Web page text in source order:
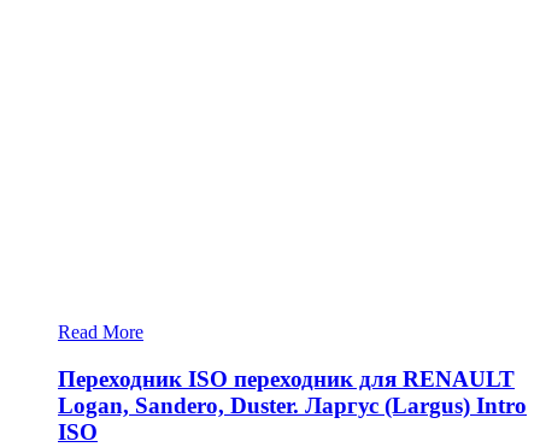
Read More
Переходник ISO переходник для RENAULT
Logan, Sandero, Duster. Ларгус (Largus) Intro
ISO